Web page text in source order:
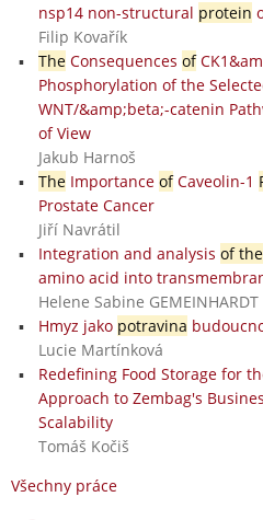
nsp14 non-structural protein
Filip Kovařík
TheConsequences of
Phosphorylation of the
WNT/&amp;beta;-catenin
of View
Jakub Harnoš
TheImportance ofCaveolin-1
Prostate Cancer
Jiří Navrátil
Integration and analysis of the
amino acid into
Helene Sabine GEMEINHARDT
Hmyz jako potravina
Lucie Martínková
Redefining Food Storage for
Approach to Zembag's
Scalability
Tomáš Kočiš
Všechny práce